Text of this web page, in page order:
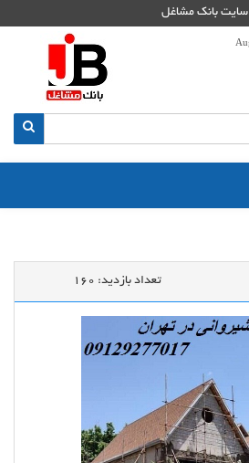
سایت بانک مشاغل
تعداد بازدید: